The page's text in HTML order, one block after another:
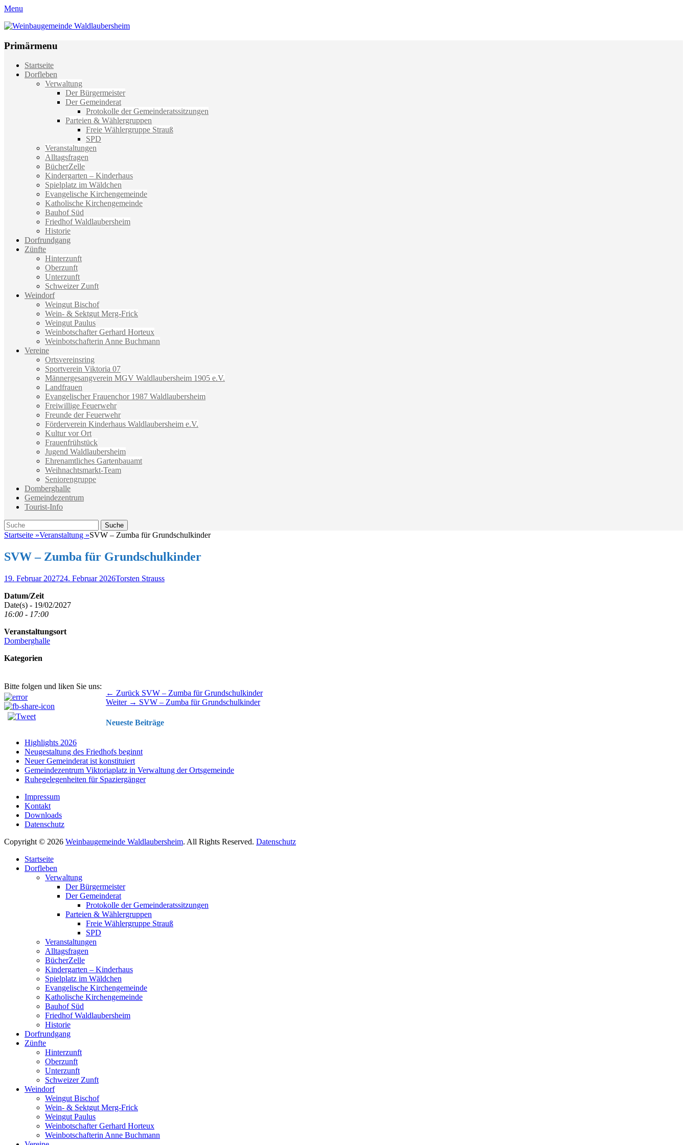
Menu
Weinbaugemeinde Waldlaubersheim
Primärmenu
Weiter
zum
Startseite
Dorfleben
Verwaltung
Der Bürgermeister
Der Gemeinderat
Protokolle der Gemeinderatssitzungen
Parteien & Wählergruppen
Freie Wählergruppe Strauß
SPD
Veranstaltungen
Alltagsfragen
BücherZelle
Kindergarten – Kinderhaus
Spielplatz im Wäldchen
Evangelische Kirchengemeinde
Katholische Kirchengemeinde
Bauhof Süd
Friedhof Waldlaubersheim
Historie
Dorfrundgang
Zünfte
Hinterzunft
Oberzunft
Unterzunft
Schweizer Zunft
Weindorf
Weingut Bischof
Wein- & Sektgut Merg-Frick
Weingut Paulus
Weinbotschafter Gerhard Horteux
Weinbotschafterin Anne Buchmann
Vereine
Ortsvereinsring
Sportverein Viktoria 07
Männergesangverein MGV Waldlaubersheim 1905 e.V.
Landfrauen
Evangelischer Frauenchor 1987 Waldlaubersheim
Freiwillige Feuerwehr
Freunde der Feuerwehr
Förderverein Kinderhaus Waldlaubersheim e.V.
Kultur vor Ort
Frauenfrühstück
Jugend Waldlaubersheim
Ehrenamtliches Gartenbauamt
Weihnachtsmarkt-Team
Seniorengruppe
Domberghalle
Gemeindezentrum
Tourist-Info
Suche
Suche
nach:
Startseite »Veranstaltung »SVW – Zumba für Grundschulkinder
SVW – Zumba für Grundschulkinder
Veröffentlicht
19. Februar 202724. Februar 2026Autor
Torsten Strauss
Datum/Zeit
Date(s) - 19/02/2027
16:00 - 17:00
Veranstaltungsort
Domberghalle
Kategorien
Bitte folgen und liken Sie uns:
Beitragsnavigation ← Zurück Vorhergehender
Beitrag:
SVW – Zumba für Grundschulkinder
Weiter → Nächster
SVW – Zumba für Grundschulkinder
Neueste Beiträge
Highlights 2026
Neugestaltung des Friedhofs beginnt
Neuer Gemeinderat ist konstituiert
Gemeindezentrum Viktoriaplatz in Verwaltung der Ortsgemeinde
Ruhegelegenheiten für Spaziergänger
Impressum
Kontakt
Downloads
Datenschutz
Copyright © 2026 Weinbaugemeinde Waldlaubersheim. All Rights Reserved. Datenschutz
oben
scrollen
Startseite
Dorfleben
Verwaltung
Der Bürgermeister
Der Gemeinderat
Protokolle der Gemeinderatssitzungen
Parteien & Wählergruppen
Freie Wählergruppe Strauß
SPD
Veranstaltungen
Alltagsfragen
BücherZelle
Kindergarten – Kinderhaus
Spielplatz im Wäldchen
Evangelische Kirchengemeinde
Katholische Kirchengemeinde
Bauhof Süd
Friedhof Waldlaubersheim
Historie
Dorfrundgang
Zünfte
Hinterzunft
Oberzunft
Unterzunft
Schweizer Zunft
Weindorf
Weingut Bischof
Wein- & Sektgut Merg-Frick
Weingut Paulus
Weinbotschafter Gerhard Horteux
Weinbotschafterin Anne Buchmann